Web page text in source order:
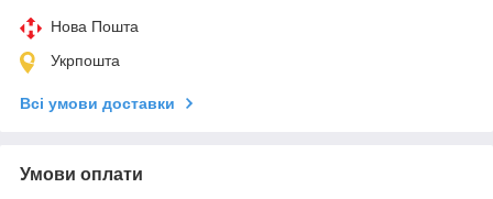
Нова Пошта
Укрпошта
Всі умови доставки
Умови оплати